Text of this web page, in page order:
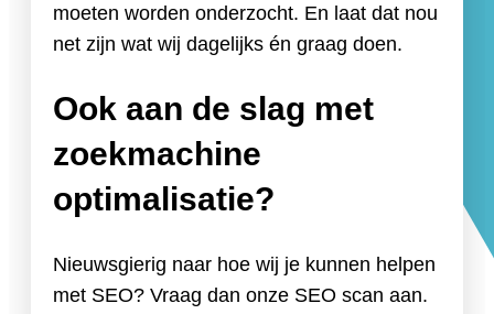
moeten worden onderzocht. En laat dat nou
net zijn wat wij dagelijks én graag doen.
Ook aan de slag met
zoekmachine
optimalisatie?
Nieuwsgierig naar hoe wij je kunnen helpen
met SEO? Vraag dan onze SEO scan aan.